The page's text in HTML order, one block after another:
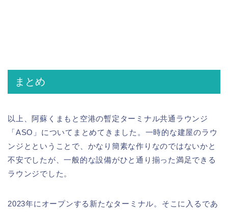
まとめ
以上、阿蘇くまもと空港の暫定ターミナル共通ラウンジ
「ASO」についてまとめてきました。一時的な建屋のラウ
ンジとということで、かなり簡素な作りなのではないかと
不安でしたが、一般的な設備がひと通り揃った満足できる
ラウンジでした。
2023年にオープンする新たなターミナル。そこに入るであ